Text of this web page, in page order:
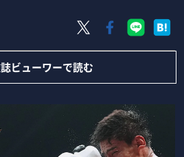
ビューワーで読む